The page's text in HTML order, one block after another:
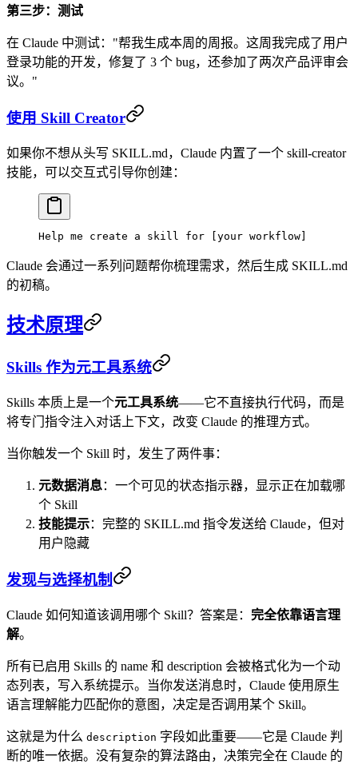
第三步：测试
在 Claude 中测试："帮我生成本周的周报。这周我完成了用户
登录功能的开发，修复了 3 个 bug，还参加了两次产品评审会
议。"
使用 Skill Creator
如果你不想从头写 SKILL.md，Claude 内置了一个 skill-creator
技能，可以交互式引导你创建：
Help me create a skill for [your workflow]
Claude 会通过一系列问题帮你梳理需求，然后生成 SKILL.md
的初稿。
技术原理
Skills 作为元工具系统
Skills 本质上是一个元工具系统——它不直接执行代码，而是
将专门指令注入对话上下文，改变 Claude 的推理方式。
当你触发一个 Skill 时，发生了两件事：
元数据消息：一个可见的状态指示器，显示正在加载哪
个 Skill
技能提示：完整的 SKILL.md 指令发送给 Claude，但对
用户隐藏
发现与选择机制
Claude 如何知道该调用哪个 Skill？答案是： 完全依靠语言理
解。
所有已启用 Skills 的 name 和 description 会被格式化为一个动
态列表，写入系统提示。当你发送消息时，Claude 使用原生
语言理解能力匹配你的意图，决定是否调用某个 Skill。
这就是为什么 description 字段如此重要——它是 Claude 判
断的唯一依据。没有复杂的算法路由，决策完全在 Claude 的